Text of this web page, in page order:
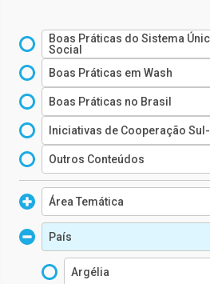
Boas Práticas do Sistema
Social
Boas Práticas em Wash
Boas Práticas no Brasil
Iniciativas de Cooperação
Outros Conteúdos
Área Temática
Proteção Social
País
Argélia